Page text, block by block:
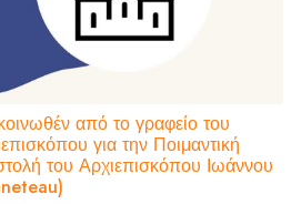
από το γραφείο του
για την Ποιμαντική
του Αρχιεπισκόπου Ιωάννου